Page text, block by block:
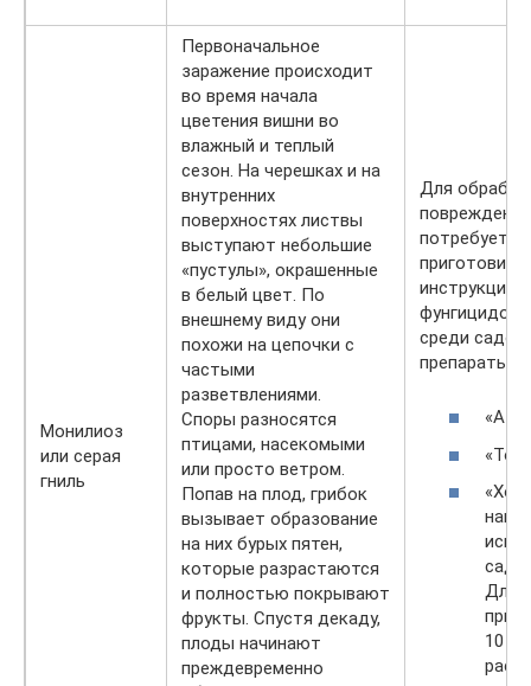
Монилиоз
или серая
гниль
Первоначальное
заражение происходит
во время начала
цветения вишни во
влажный и теплый
сезон. На черешках и на
внутренних
поверхностях листвы
выступают небольшие
«пустулы», окрашенные
в белый цвет. По
внешнему виду они
похожи на цепочки с
частыми
разветвлениями.
Споры разносятся
птицами, насекомыми
или просто ветром.
Попав на плод, грибок
вызывает образование
на них бурых пятен,
которые разрастаются
и полностью покрывают
фрукты. Спустя декаду,
плоды начинают
преждевременно
Для
потребуется
приготовить
инструкции,
фунгицидов.
среди
препараты:
Для
10 л